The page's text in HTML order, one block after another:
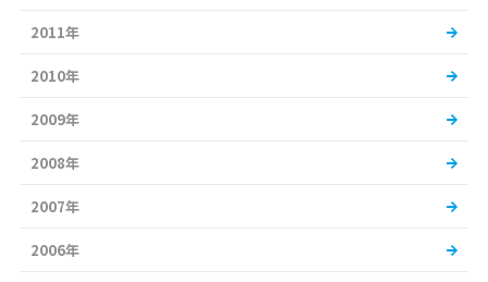
2011年
2010年
2009年
2008年
2007年
2006年